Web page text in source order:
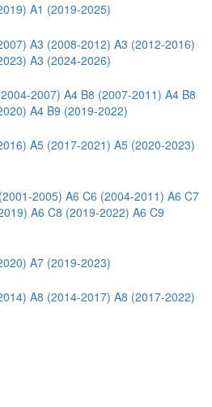
A1 (2019-2025)
A3 (2008-2012) A3 (2012-2016)
A3 (2024-2026)
2007) A4 B8 (2007-2011) A4 B8
A4 B9 (2019-2022)
A5 (2017-2021) A5 (2020-2023)
2005) A6 C6 (2004-2011) A6 C7
A6 C8 (2019-2022) A6 C9
A7 (2019-2023)
A8 (2014-2017) A8 (2017-2022)